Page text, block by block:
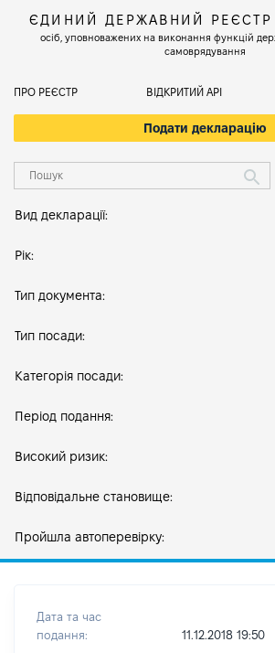
ЄДИНИЙ ДЕРЖАВНИЙ РЕЄСТР
осіб, уповноважених на виконання функцій
самоврядування
ПРО РЕЄСТР ВІДКРИТИЙ АРІ
Подати декларацію
Вид декларації:
Рік:
Тип документа:
Тип посади:
Категорія посади:
Період подання:
Високий ризик:
Відповідальне становище:
Пройшла автоперевірку:
Дата та час
подання:
11.12.2018 19:50